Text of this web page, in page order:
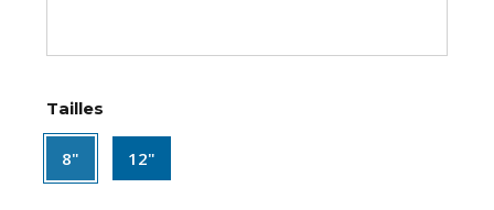
Tailles
8" 12"